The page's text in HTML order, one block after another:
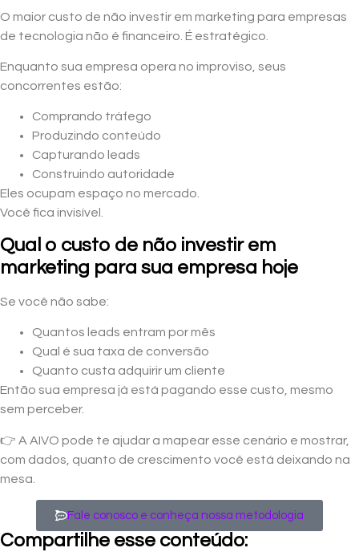
O maior custo de não investir em marketing para empresas
de tecnologia não é financeiro. É estratégico.
Enquanto sua empresa opera no improviso, seus
concorrentes estão:
Comprando tráfego
Produzindo conteúdo
Capturando leads
Construindo autoridade
Eles ocupam espaço no mercado.
Você fica invisível.
Qual o custo de não investir em
marketing para sua empresa hoje
Se você não sabe:
Quantos leads entram por mês
Qual é sua taxa de conversão
Quanto custa adquirir um cliente
Então sua empresa já está pagando esse custo, mesmo
sem perceber.
👉 A AIVO pode te ajudar a mapear esse cenário e mostrar,
com dados, quanto de crescimento você está deixando na
mesa.
Fale conosco e conheça nossa metodologia
Compartilhe esse conteúdo: